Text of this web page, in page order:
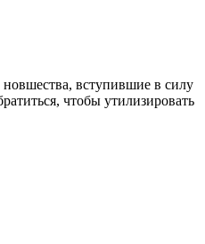
вступившие в силу
чтобы утилизировать